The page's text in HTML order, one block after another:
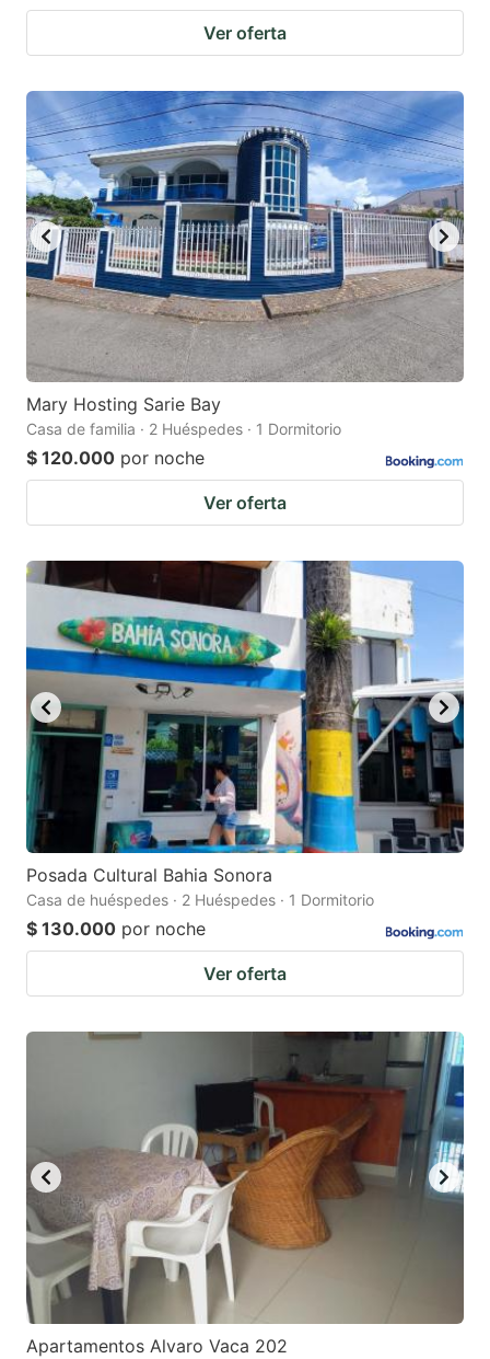
Ver oferta
Mary Hosting Sarie Bay
Casa de familia · 2 Huéspedes · 1 Dormitorio
$ 120.000 por noche
Ver oferta
Posada Cultural Bahia Sonora
Casa de huéspedes · 2 Huéspedes · 1 Dormitorio
$ 130.000 por noche
Ver oferta
Apartamentos Alvaro Vaca 202